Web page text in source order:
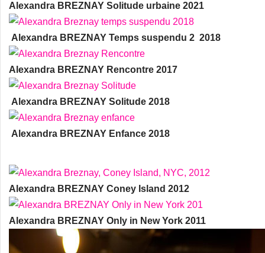
Alexandra BREZNAY Solitude urbaine 2021
Alexandra BREZNAY Temps suspendu 2 2018
Alexandra BREZNAY Rencontre 2017
Alexandra BREZNAY Solitude 2018
Alexandra BREZNAY Enfance 2018
Alexandra BREZNAY Coney Island 2012
Alexandra BREZNAY Only in New York 2011